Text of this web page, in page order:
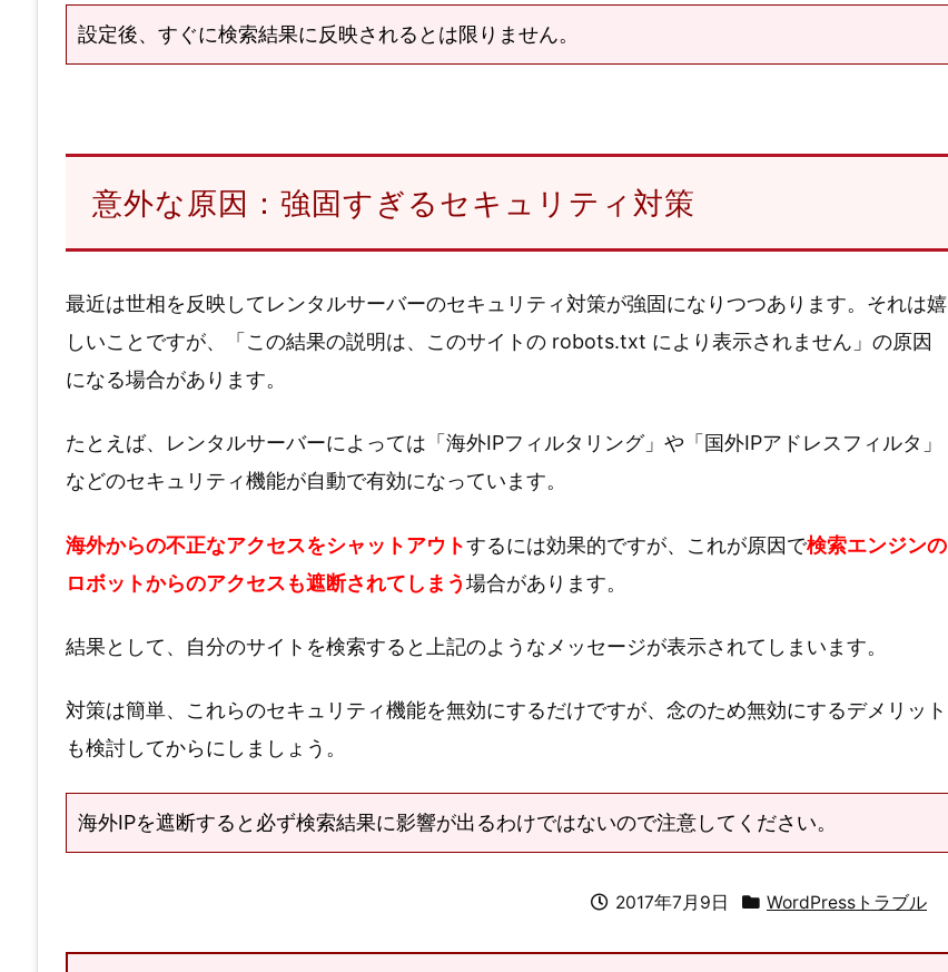
設定後、すぐに検索結果に反映されるとは限りません。
意外な原因：強固すぎるセキュリティ対策
最近は世相を反映してレンタルサーバーのセキュリティ対策が強固になりつつあります。それは嬉
しいことですが、「この結果の説明は、このサイトの robots.txt により表示されません」の原因
になる場合があります。
たとえば、レンタルサーバーによっては「海外IPフィルタリング」や「国外IPアドレスフィルタ」
などのセキュリティ機能が自動で有効になっています。
海外からの不正なアクセスをシャットアウトするには効果的ですが、これが原因で検索エンジンの
ロボットからのアクセスも遮断されてしまう場合があります。
結果として、自分のサイトを検索すると上記のようなメッセージが表示されてしまいます。
対策は簡単、これらのセキュリティ機能を無効にするだけですが、念のため無効にするデメリット
も検討してからにしましょう。
海外IPを遮断すると必ず検索結果に影響が出るわけではないので注意してください。
2017年7月9日 WordPressトラブル